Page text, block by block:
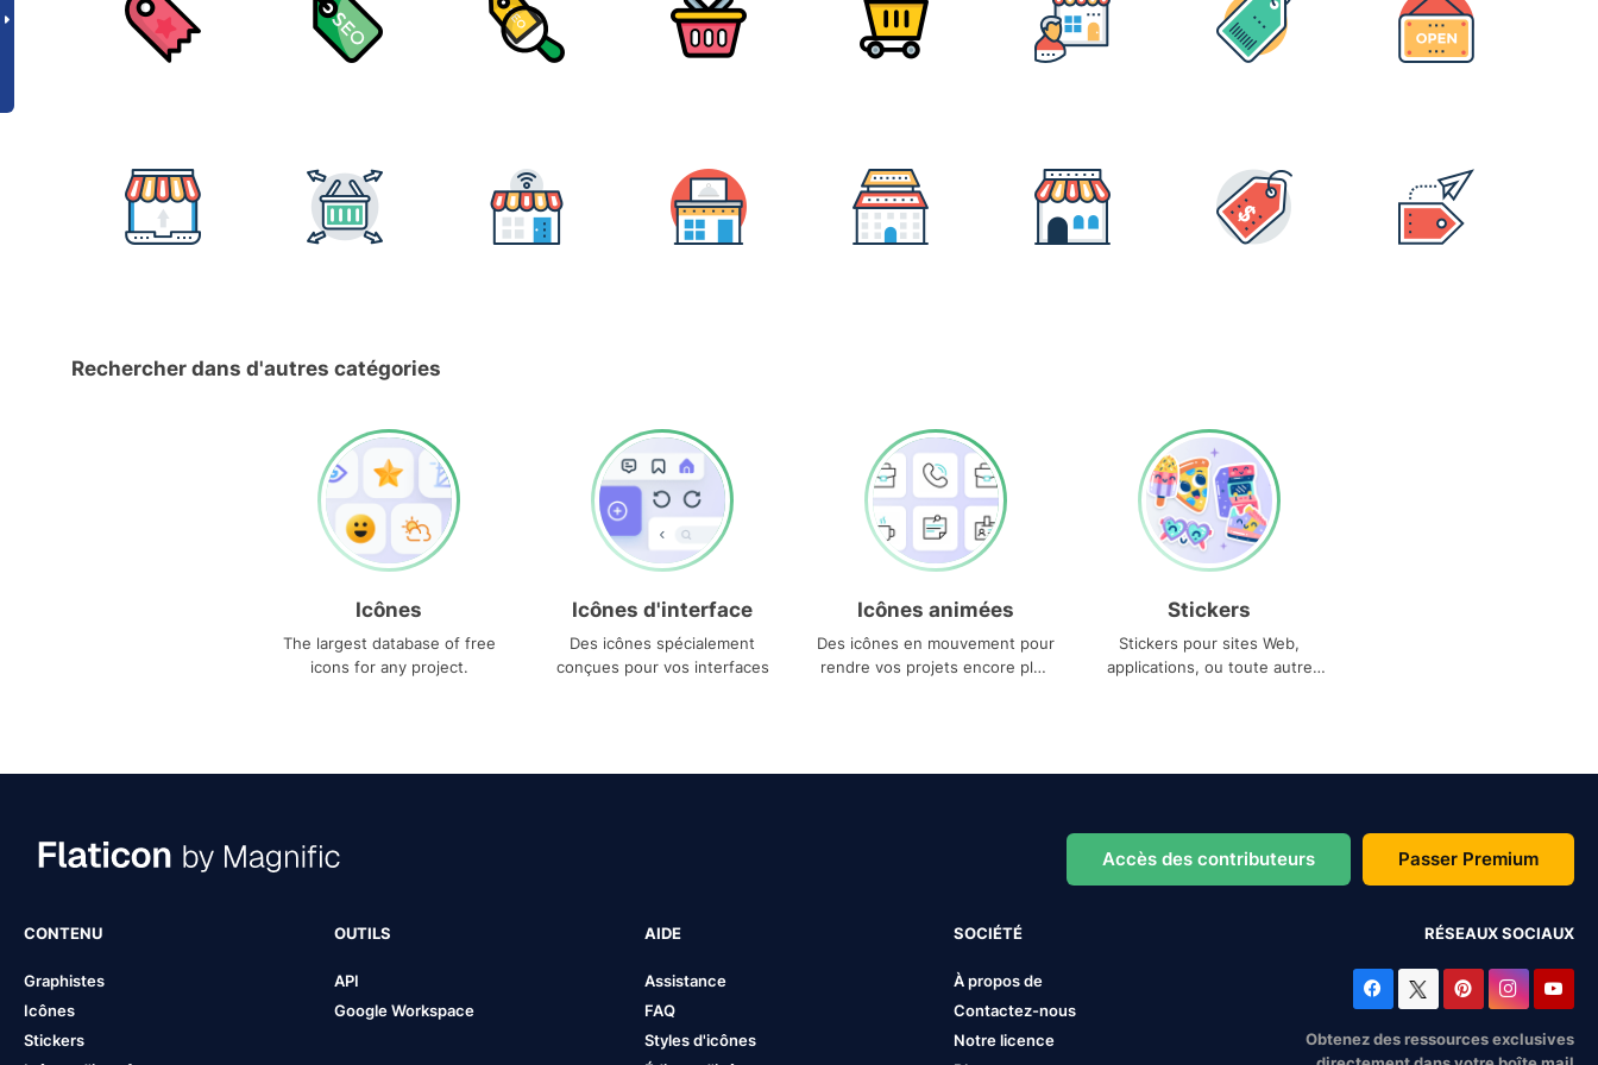
Rechercher dans d'autres catégories
Icônes
The largest database of free
icons for any project.
Icônes d'interface
Des icônes spécialement
conçues pour vos interfaces
Icônes animées
Des icônes en mouvement pour
rendre vos projets encore plus
Stickers
Stickers pour sites Web,
applications, ou toute autre
Accès des contributeurs Passer Premium
CONTENU
Graphistes
Icônes
Stickers
OUTILS
API
Google Workspace
AIDE
Assistance
FAQ
Styles d'icônes
SOCIÉTÉ
À propos de
Contactez-nous
Notre licence
RÉSEAUX SOCIAUX
Obtenez des ressources exclusives